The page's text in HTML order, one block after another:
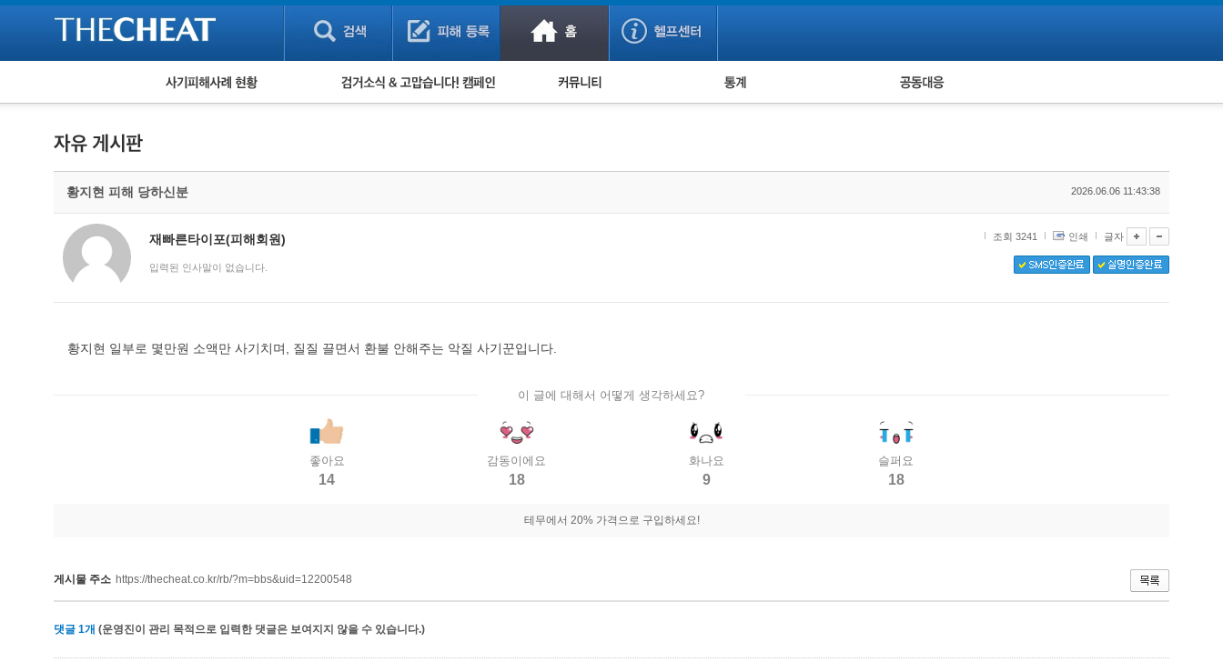
피해사례 현황
보이스피싱 피해사례
유해사이트 목록
비공개 피해사례
워킹홀리데이 피해사례
검거 소식 사기 예방했어요! 누적 피해사례 통계 피해자 공동대응
황지현 피해 당하신분 2026.06.06 11:43:38
재빠른타이포(피해회원)
입력된 인사말이 없습니다.
조회 3241 인쇄 글자
황지현 일부로 몇만원 소액만 사기치며, 질질 끌면서 환불 안해주는 악질 사기꾼입니다.
이 글에 대해서 어떻게 생각하세요?
좋아요
14
감동이에요
18
화나요
9
슬퍼요
18
테무에서 20% 가격으로 구입하세요!
게시물 주소 https://thecheat.co.kr/rb/?m=bbs&uid=12200548
댓글 1개 (운영진이 관리 목적으로 입력한 댓글은 보여지지 않을 수 있습니다.)